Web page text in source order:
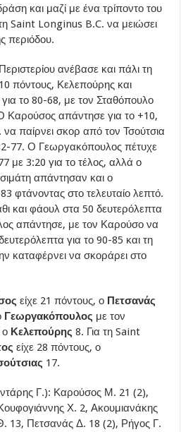
και μαζί με ένα τρίποντο του
Saint Longinus B.C. να μειώσει
περιόδου.
ανέβασε και πάλι τη
πόντους, Κελεπούρης και
το 80-68, με τον Σταθόπουλο
Καρούσος απάντησε για το +10,
παίρνει σκορ από τον Τσούτσια
77. Ο Γεωργακόπουλος πέτυχε
με 3:20 για το τέλος, αλλά ο
απάντησαν και ο
φτάνοντας στο τελευταίο λεπτό.
και φάουλ στα 50 δευτερόλεπτα
απάντησε, με τον Καρούσο να
για το 90-85 και τη
καταφέρνει να σκοράρει στο
είχε 21 πόντους, ο Πετσανάς
Γεωργακόπουλος με τον
ο Κελεπούρης8. Για τη Saint
είχε 28 πόντους, ο
17.
Γ.): Καρούσος Μ. 21 (2),
Χ. 2, Ακουμιανάκης
13, Πετσανάς Δ. 18 (2), Ρήγος Γ.